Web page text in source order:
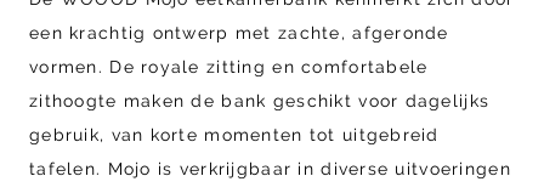
een krachtig ontwerp met zachte, afgeronde
vormen. De royale zitting en comfortabele
zithoogte maken de bank geschikt voor dagelijks
gebruik, van korte momenten tot uitgebreid
tafelen. Mojo is verkrijgbaar in diverse uitvoeringen